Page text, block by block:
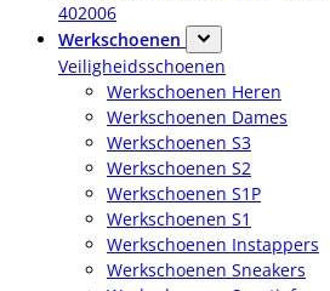
402006
Werkschoenen
Veiligheidsschoenen
Werkschoenen Heren
Werkschoenen Dames
Werkschoenen S3
Werkschoenen S2
Werkschoenen S1P
Werkschoenen S1
Werkschoenen Instappers
Werkschoenen Sneakers